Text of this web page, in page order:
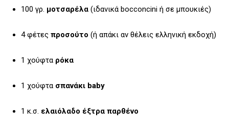
100 γρ. μοτσαρέλα (ιδανικά bocconcini ή σε μπουκιές)
4 φέτες προσούτο (ή απάκι αν θέλεις ελληνική εκδοχή)
1 χούφτα ρόκα
1 χούφτα σπανάκι baby
1 κ.σ. ελαιόλαδο έξτρα παρθένο